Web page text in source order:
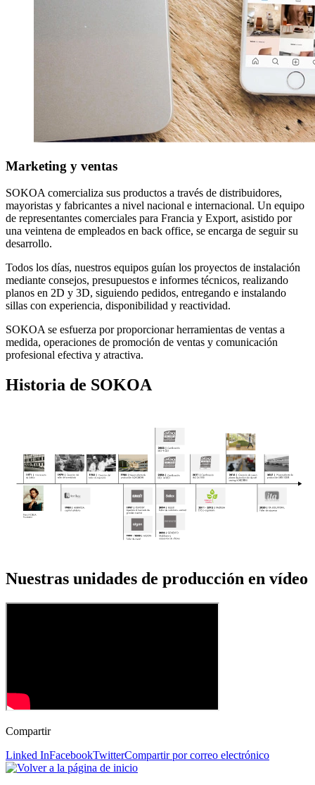
Marketing y ventas
SOKOA comercializa sus productos a través de distribuidores,
mayoristas y fabricantes a nivel nacional e internacional. Un equipo
de representantes comerciales para Francia y Export, asistido por
una veintena de empleados en back office, se encarga de seguir su
desarrollo.
Todos los días, nuestros equipos guían los proyectos de instalación
mediante consejos, presupuestos e informes técnicos, realizando
planos en 2D y 3D, siguiendo pedidos, entregando e instalando
sillas con experiencia, disponibilidad y reactividad.
SOKOA se esfuerza por proporcionar herramientas de ventas a
medida, operaciones de promoción de ventas y comunicación
profesional efectiva y atractiva.
Historia de SOKOA
Nuestras unidades de producción en vídeo
Compartir
Linked InFacebookTwitterCompartir por correo electrónico